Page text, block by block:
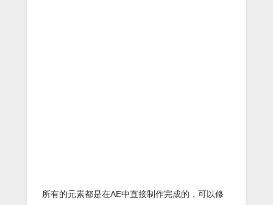
所有的元素都是在AE中直接制作完成的，可以修